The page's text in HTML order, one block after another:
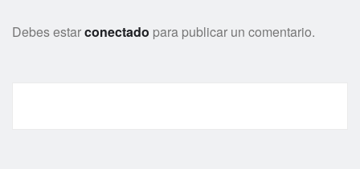
Debes estarconectado para publicar un comentario.